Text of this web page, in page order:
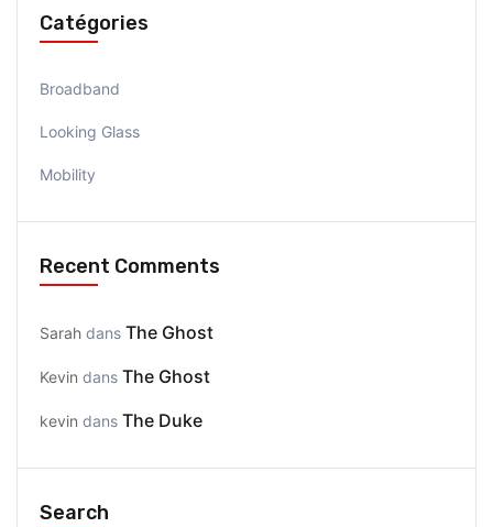
Catégories
Broadband
Looking Glass
Mobility
Recent Comments
Sarah dans The Ghost
Kevin dans The Ghost
kevin dans The Duke
Search